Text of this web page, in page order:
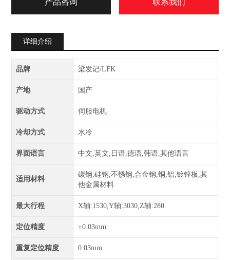
详细介绍
品牌 梁发记/LFK
产地 国产
驱动方式 伺服电机
冷却方式 水冷
界面语言 中文,英文,日语,德语,韩语,其他语言
适用材料
碳钢,硅钢,不锈钢,合金钢,铜,铝,镀锌板,其
他金属材料
最大行程 X轴:1530,Y轴:3030,Z轴:280
定位精度 ±0.03mm
重复定位精度 0.03mm